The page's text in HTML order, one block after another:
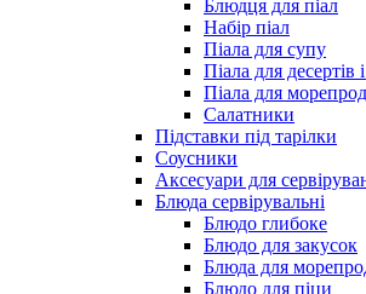
Блюдця для піал
Набір піал
Піала для супу
Піала для десертів
Піала для
Салатники
Підставки під тарілки
Соусники
Аксесуари для
Блюда сервірувальні
Блюдо глибоке
Блюдо для закусок
Блюда для
Блюдо для піци